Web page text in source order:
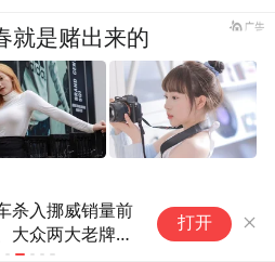
传统油车基本盘持续萎缩
降价30万也卖不动 多家
打开
就是赌出来的